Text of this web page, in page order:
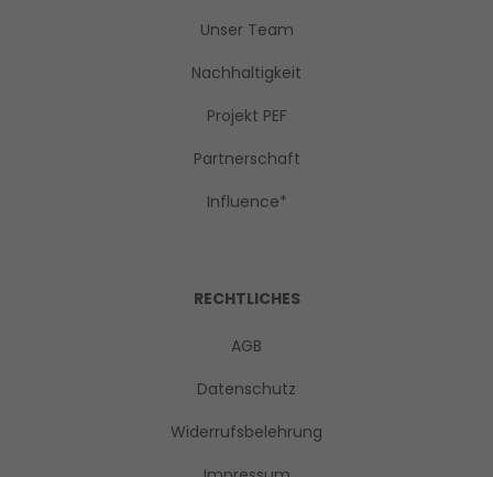
Unser Team
Nachhaltigkeit
Projekt PEF
Partnerschaft
Influence*
RECHTLICHES
AGB
Datenschutz
Widerrufsbelehrung